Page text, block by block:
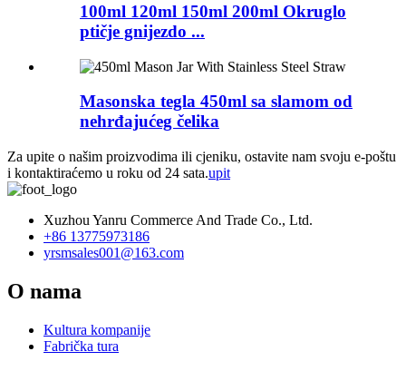
100ml 120ml 150ml 200ml Okruglo
ptičje gnijezdo ...
Masonska tegla 450ml sa slamom od
nehrđajućeg čelika
Za upite o našim proizvodima ili cjeniku, ostavite nam svoju e-poštu
i kontaktiraćemo u roku od 24 sata.upit
Xuzhou Yanru Commerce And Trade Co., Ltd.
+86 13775973186
yrsmsales001@163.com
O nama
Kultura kompanije
Fabrička tura